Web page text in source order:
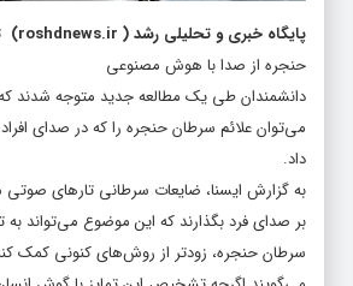
پایگاه خبری و تحلیلی رشد(
roshdnews.ir
)
حنجره از صدا با هوش مصنوعی
دانشمندان طی یک مطالعه جدید متوجه شدند
می‌توان علائم سرطان حنجره را که در صدای
داد.
به گزارش ایسنا، ضایعات سرطانی تارهای صوتی
بر صدای فرد بگذارند که این موضوع می‌تواند
سرطان حنجره، زودتر از روش‌های کنونی کمک